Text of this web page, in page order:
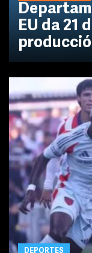
EU da 21
DEPORTES